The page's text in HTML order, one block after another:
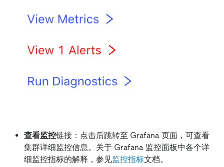
查看监控链接：点击后跳转至 Grafana 页面，可查看
集群详细监控信息。关于 Grafana 监控面板中各个详
细监控指标的解释，参见监控指标文档。